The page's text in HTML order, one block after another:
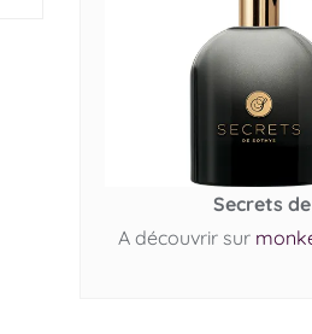
Secrets
A découvrir sur